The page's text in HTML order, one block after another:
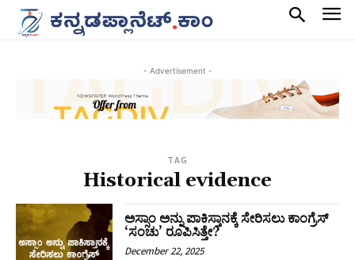
- Advertisement -
TAG
Historical evidence
ಅಸ್ಸಾಂ ಅನ್ನು ಪಾಕಿಸ್ತಾನಕ್ಕೆ ಸೇರಿಸಲು ಕಾಂಗ್ರೆಸ್
‘ಸಂಚು’ ರೂಪಿಸಿತ್ತೇ?
December 22, 2025